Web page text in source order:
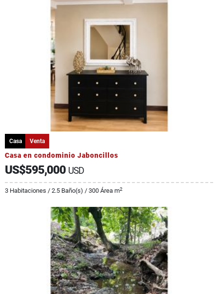
Casa Venta
Casa en condominio Jaboncillos
US$595,000 USD
3 Habitaciones / 2.5 Baño(s) / 300 Área m2